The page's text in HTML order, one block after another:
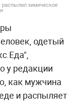
химическое
одетый
у редакции
как мужчина
и распыляет